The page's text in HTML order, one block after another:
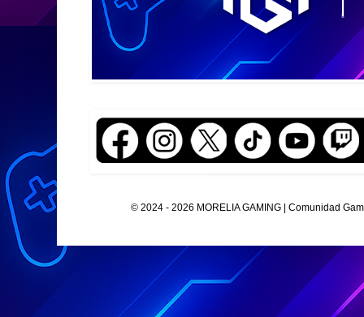
© 2024 - 2026 MORELIA GAMING | Comunidad